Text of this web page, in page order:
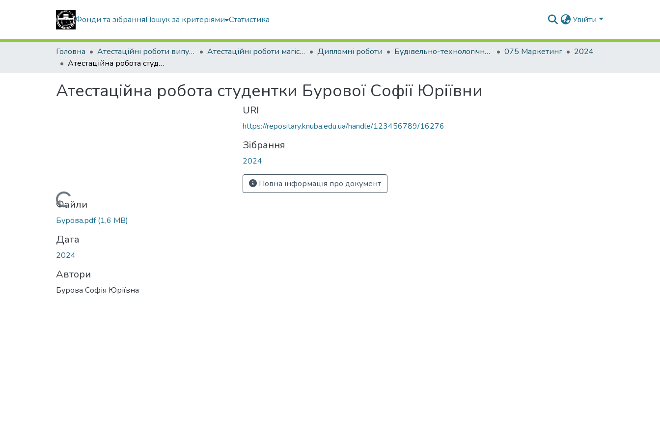
Фонди та зібранняПошук за критеріями Статистика Увійти
Головна Атестаційні роботи випускників Атестаційні роботи магістрів Дипломні роботи Будівельно-технологічний факультет 075 Маркетинг
2024
Атестаційна робота студентки Бурової Софії Юріївни
Атестаційна робота студентки Бурової Софії Юріївни
Вантажиться...
Файли
Бурова.pdf(1,6 MB)
Дата
2024
Автори
Бурова Софія Юріївна
URI
https://repositary.knuba.edu.ua/handle/123456789/16276
Зібрання
2024
Повна інформація про документ